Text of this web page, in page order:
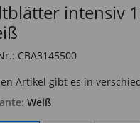
intensiv
CBA3145500
Artikel gibt es in
Weiß